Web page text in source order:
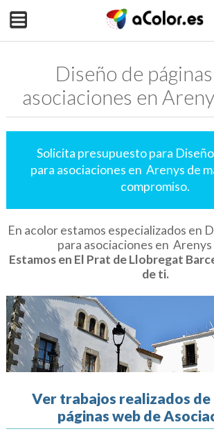
Diseño de
asociaciones en
Solicita presupuesto para
para asociaciones en Arenys de
compromiso.
En acolor estamos especializados en
para asociaciones en Arenys
Estamos en El Prat de Llobregat
de ti.
Ver trabajos realizados de
páginas web de